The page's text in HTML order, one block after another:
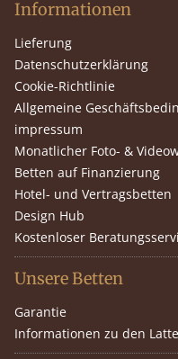
Informationen
Lieferung
Datenschutzerklärung
Cookie-Richtlinie
Allgemeine
impressum
Monatlicher Foto- &
Betten auf Finanzierung
Hotel- und Vertragsbetten
Design Hub
Kostenloser
Unsere Betten
Garantie
Informationen zu den